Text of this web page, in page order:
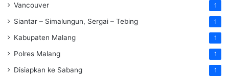
Vancouver 1
Siantar – Simalungun, Sergai – Tebing 1
Kabupaten Malang 1
Polres Malang 1
Disiapkan ke Sabang 1